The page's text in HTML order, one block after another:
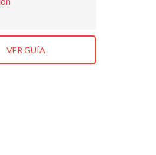
VER GUÍA